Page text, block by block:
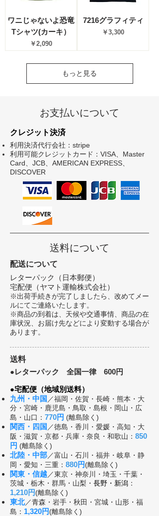
ワニじゃないよ恐竜
Tシャツ(カーキ）
価格
￥2,090
7216グラフィティ
価格
￥3,300
もっと見る
お支払いについて
クレジット決済
利用決済代行会社：stripe
利用可能クレジットカード：VISA、Master
Card、JCB、AMERICAN EXPRESS、
DISCOVER
送料について
配送について
レターパック（日本郵便）
宅配便（ヤマト運輸株式会社）
※出荷手続きが完了しましたら、改めてメー
ルにてご連絡いたします。
※商品の到着は、天候や交通事情、商品の在
庫状況、お届け先などにより変動する場合が
あります。
送料
●レターパック 全国一律 600円
●宅配便（地域別送料）
九州・中国 ／福岡・佐賀・長崎・熊本・大
分・宮崎・鹿児島・鳥取・島根・岡山・広
島・山口： 770円 (離島除く)
関西・四国 ／徳島・香川・愛媛・高知・大
阪・滋賀・京都・兵庫・奈良・和歌山： 850
円 (離島除く)
北陸・中部／富山・石川・福井・岐阜・静
岡・愛知・三重： 880円(離島除く)
関東・信越／東京・神奈川・埼玉・千葉・
茨城・栃木・群馬・山梨・ 長野・新潟 ：
1,210円(離島除く)
東北／青森・岩手・秋田・宮城・山形・福
島： 1,320円(離島除く)